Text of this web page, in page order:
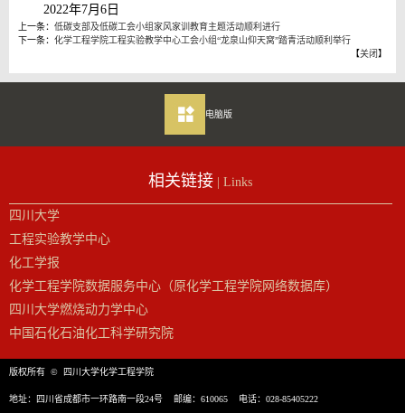
2022年7月6日
上一条： 低碳支部及低碳工会小组家风家训教育主题活动顺利进行
下一条： 化学工程学院工程实验教学中心工会小组“龙泉山仰天窝”踏青活动顺利举行
【关闭 】
电脑版
相关链接 | Links
四川大学
工程实验教学中心
化工学报
化学工程学院数据服务中心（原化学工程学院网络数据库）
四川大学燃烧动力学中心
中国石化石油化工科学研究院
版权所有 © 四川大学化学工程学院
地址：四川省成都市一环路南一段24号 邮编：610065 电话：028-85405222